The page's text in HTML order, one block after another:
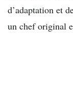
d’adaptation et
un chef original